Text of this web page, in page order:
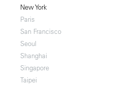
New York
Paris
San Francisco
Seoul
Shanghai
Singapore
Taipei